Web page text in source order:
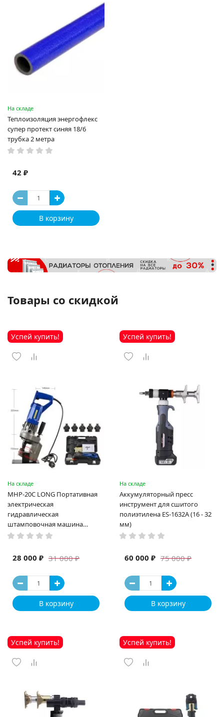
На складе
Теплоизоляция энергофлекс
супер протект синяя 18/6
трубка 2 метра
42 ₽
В корзину
Товары со скидкой
Успей купить!
На складе
MHP-20C LONG Портативная
электрическая
гидравлическая
штамповочная машина
высокая мощность и мощный
машина
31 000 ₽
28 000 ₽
В корзину
Успей купить!
На складе
Аккумуляторный пресс
инструмент для сшитого
полиэтилена ES-1632A (16 - 32
мм)
75 000 ₽
60 000 ₽
В корзину
Успей купить! Успей купить!